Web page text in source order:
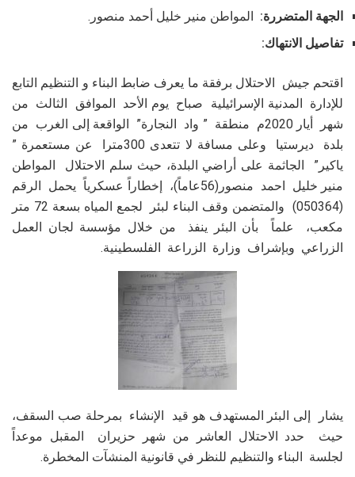
الجهة المتضررة: المواطن منير خليل أحمد منصور.
تفاصيل الانتهاك:
اقتحم جيش الاحتلال برفقة ما يعرف ضابط البناء و التنظيم التابع
للإدارة المدنية الإسرائيلية صباح يوم الأحد الموافق الثالث من
شهر أيار 2020م منطقة ” واد النجارة” الواقعة إلى الغرب من
بلدة ديرستيا وعلى مسافة لا تتعدى 300مترا عن مستعمرة ”
ياكير” الجاثمة على أراضي البلدة، حيث سلم الاحتلال المواطن
منير خليل احمد منصور(56عاماً)، إخطاراً عسكرياً يحمل الرقم
(050364) والمتضمن وقف البناء لبئر لجمع المياه بسعة 72 متر
مكعب، علماً بأن البئر ينفذ من خلال مؤسسة لجان العمل
الزراعي وبإشراف وزارة الزراعة الفلسطينية.
يشار إلى البئر المستهدف هو قيد الإنشاء بمرحلة صب السقف،
حيث حدد الاحتلال العاشر من شهر حزيران المقبل موعداً
لجلسة البناء والتنظيم للنظر في قانونية المنشآت المخطرة.